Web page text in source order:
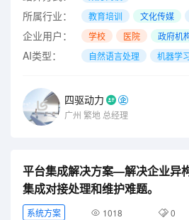
所属行业： 教育培训 文化传媒
企业用户： 学校 医院 政府机
AI类型： 自然语言处理 机器学
四驱动力
广州 繁地 总经理
平台集成解决方案—解决企业异
集成对接处理和维护难题。
系统方案 1018 0